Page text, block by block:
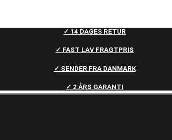
✓ 14 DAGES RETUR
✓ FAST LAV FRAGTPRIS
✓ SENDER FRA DANMARK
✓ 2 ÅRS GARANTI